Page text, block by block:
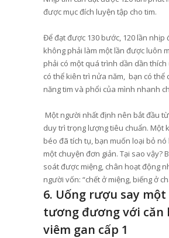
được mục đích luyện tập cho tim.
Để đạt được 130 bước, 120 lần nhịp
không phải làm một lần được luôn
phải có một quá trình dần dần thích
có thể kiên trì nửa năm, bạn có thể
năng tim và phổi của mình nhanh
Một người nhất định nên bắt đầu
duy trì trọng lượng tiêu chuẩn. Một
béo đã tích tụ, bạn muốn loại bỏ
một chuyện đơn giản. Tại sao vậy?
soát được miệng, chân hoạt động
người vốn: “chết ở miệng, biếng ở
6. Uống rượu say một
tương đương với căn
viêm gan cấp 1